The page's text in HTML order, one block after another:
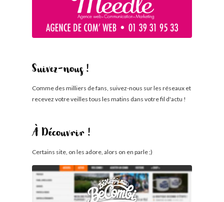
Suivez-nous !
Comme des milliers de fans, suivez-nous sur les réseaux et
recevez votre veilles tous les matins dans votre fil d'actu !
À Découvrir !
Certains site, on les adore, alors on en parle ;)